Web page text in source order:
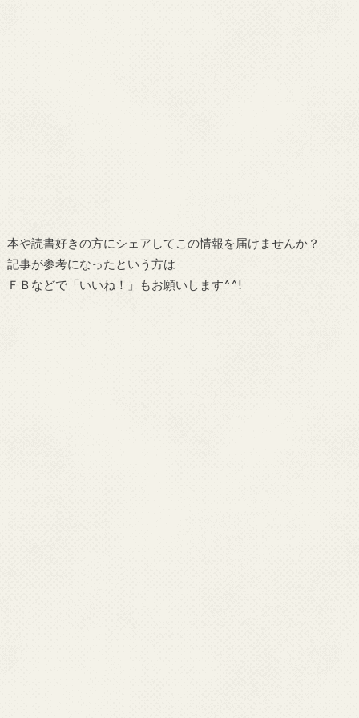
本や読書好きの方にシェアしてこの情報を届けませんか？
記事が参考になったという方は
ＦＢなどで「いいね！ 」もお願いします^^!